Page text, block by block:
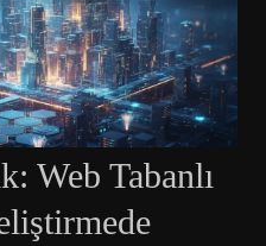
Web Tabanlı